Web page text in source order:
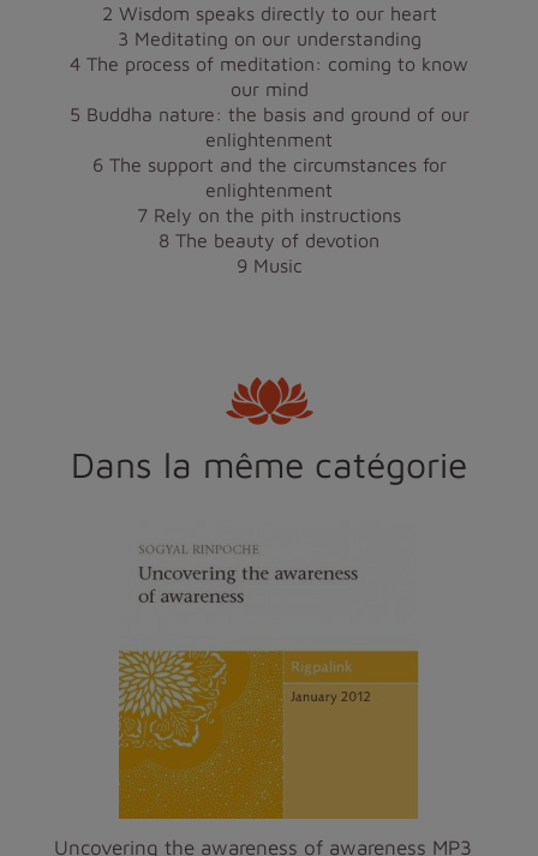
2 Wisdom speaks directly to our heart
3 Meditating on our understanding
4 The process of meditation: coming to know
our mind
5 Buddha nature: the basis and ground of our
enlightenment
6 The support and the circumstances for
enlightenment
7 Rely on the pith instructions
8 The beauty of devotion
9 Music
Dans la même catégorie
Uncovering the awareness of awareness MP3